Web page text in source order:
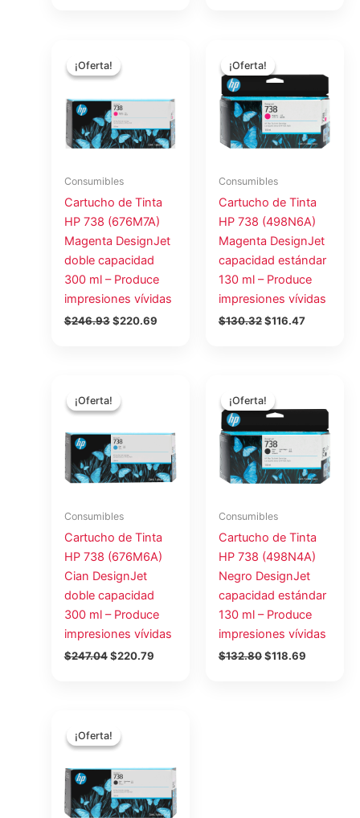
¡Oferta!
¡Oferta!
Consumibles
Cartucho de Tinta
HP 738 (676M7A)
Magenta DesignJet
doble capacidad
300 ml – Produce
impresiones vívidas
$246.93
precio
original
$246.93.
$220.69
$220.69.
¡Oferta!
¡Oferta!
Consumibles
Cartucho de Tinta
HP 738 (498N6A)
Magenta DesignJet
capacidad estándar
130 ml – Produce
impresiones vívidas
$130.32
precio
original
era:
$130.32.
$116.47
actual
$116.47.
¡Oferta!
¡Oferta!
Consumibles
Cartucho de Tinta
HP 738 (676M6A)
Cian DesignJet
doble capacidad
300 ml – Produce
impresiones vívidas
$247.04
precio
original
$247.04.
$220.79
$220.79.
¡Oferta!
¡Oferta!
Consumibles
Cartucho de Tinta
HP 738 (498N4A)
Negro DesignJet
capacidad estándar
130 ml – Produce
impresiones vívidas
$132.80
precio
original
era:
$132.80.
$118.69
actual
$118.69.
¡Oferta!
¡Oferta!precio
original
$244.27.$218.32.